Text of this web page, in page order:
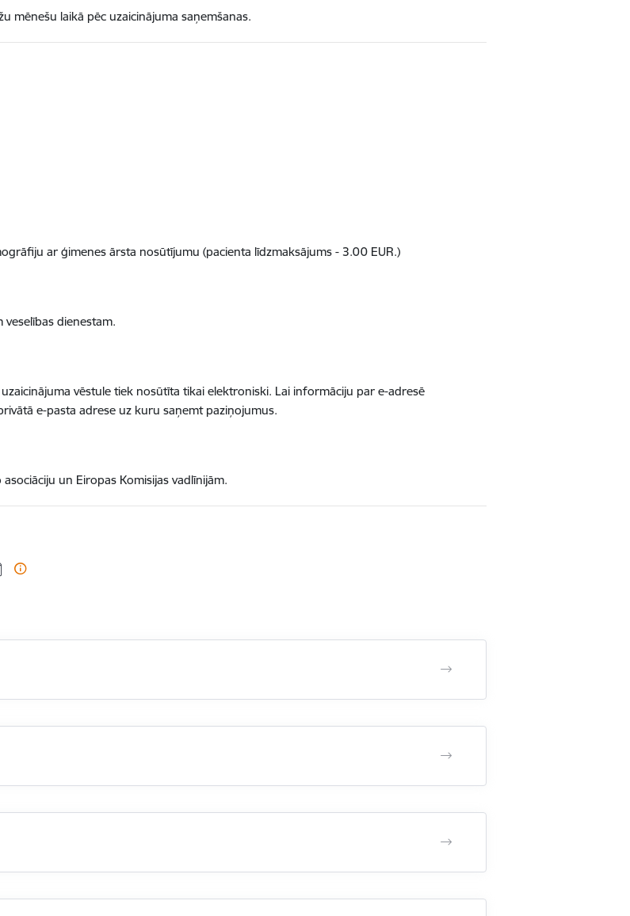
mēnešu laikā pēc uzaicinājuma saņemšanas.
ar ģimenes ārsta nosūtījumu (pacienta līdzmaksājums - 3.00 EUR.)
veselības dienestam.
vēstule tiek nosūtīta tikai elektroniski. Lai informāciju par e-adresē
e-pasta adrese uz kuru saņemt paziņojumus.
un Eiropas Komisijas vadlīnijām.